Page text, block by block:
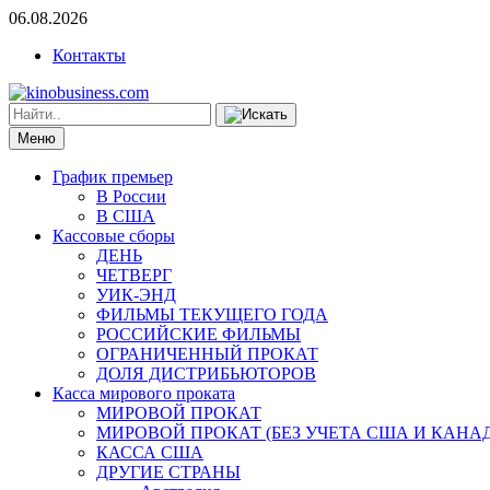
06.08.2026
Контакты
Меню
График премьер
В России
В США
Кассовые сборы
ДЕНЬ
ЧЕТВЕРГ
УИК-ЭНД
ФИЛЬМЫ ТЕКУЩЕГО ГОДА
РОССИЙСКИЕ ФИЛЬМЫ
ОГРАНИЧЕННЫЙ ПРОКАТ
ДОЛЯ ДИСТРИБЬЮТОРОВ
Касса мирового проката
МИРОВОЙ ПРОКАТ
МИРОВОЙ ПРОКАТ (БЕЗ УЧЕТА США И
КАССА США
ДРУГИЕ СТРАНЫ